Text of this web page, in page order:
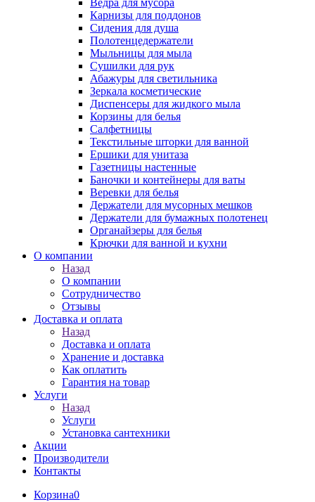
Ведра для мусора
Карнизы для поддонов
Сидения для душа
Полотенцедержатели
Мыльницы для мыла
Сушилки для рук
Абажуры для светильника
Зеркала косметические
Диспенсеры для жидкого мыла
Корзины для белья
Салфетницы
Текстильные шторки для ванной
Ершики для унитаза
Газетницы настенные
Баночки и контейнеры для ваты
Веревки для белья
Держатели для мусорных мешков
Держатели для бумажных полотенец
Органайзеры для белья
Крючки для ванной и кухни
О компании
Назад
О компании
Сотрудничество
Отзывы
Доставка и оплата
Назад
Доставка и оплата
Хранение и доставка
Как оплатить
Гарантия на товар
Услуги
Назад
Услуги
Установка сантехники
Акции
Производители
Контакты
Корзина0